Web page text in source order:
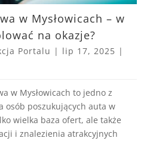
w Mysłowicach – w
na okazje?
Portalu | lip 17, 2025 |
w Mysłowicach to jedno z
osób poszukujących auta w
wielka baza ofert, ale także
i znalezienia atrakcyjnych